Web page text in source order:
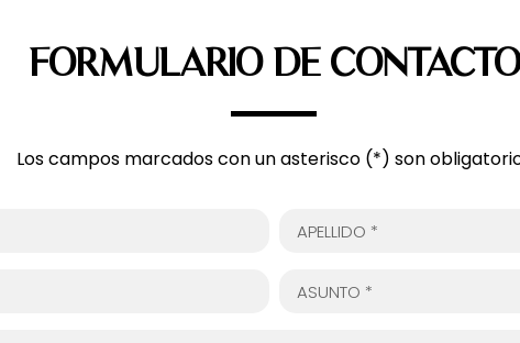
FORMULARIO DE CONTACTO
Los campos marcados con un asterisco (*) son